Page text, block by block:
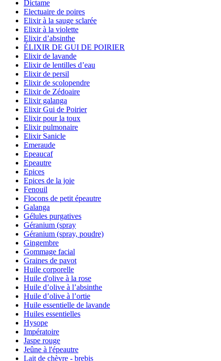
Dictame
Electuaire de poires
Elixir à la sauge sclarée
Elixir à la violette
Elixir d’absinthe
ÉLIXIR DE GUI DE POIRIER
Elixir de lavande
Elixir de lentilles d’eau
Elixir de persil
Elixir de scolopendre
Elixir de Zédoaire
Elixir galanga
Elixir Gui de Poirier
Elixir pour la toux
Elixir pulmonaire
Elixir Sanicle
Emeraude
Epeaucaf
Epeautre
Epices
Epices de la joie
Fenouil
Flocons de petit épeautre
Galanga
Gélules purgatives
Géranium (spray
Géranium (spray, poudre)
Gingembre
Gommage facial
Graines de pavot
Huile corporelle
Huile d'olive à la rose
Huile d’olive à l’absinthe
Huile d’olive à l’ortie
Huile essentielle de lavande
Huiles essentielles
Hysope
Impératoire
Jaspe rouge
Jeûne à l'épeautre
Lait de chèvre - brebis